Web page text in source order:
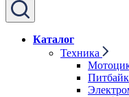
Каталог
Техника